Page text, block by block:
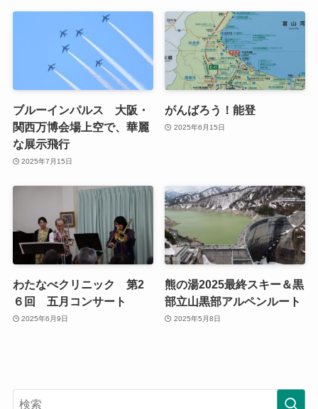
ブルーインパルス 大阪・
関西万博会場上空で、華麗
な展示飛行
2025年7月15日
がんばろう！能登
2025年6月15日
わたなべクリニック 第2
６回 五月コンサート
2025年6月9日
熊の湯2025最終スキー＆黒
部立山黒部アルペンルート
2025年5月8日